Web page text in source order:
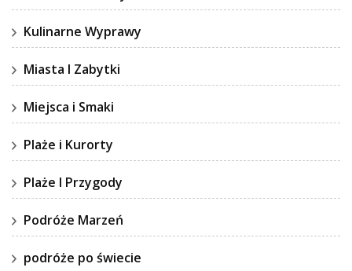
Kulinarne Wyprawy
Miasta I Zabytki
Miejsca i Smaki
Plaże i Kurorty
Plaże I Przygody
Podróże Marzeń
podróże po świecie